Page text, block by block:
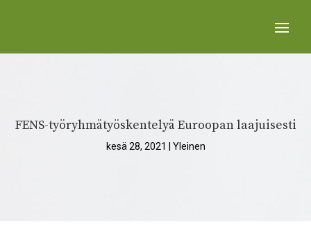
FENS-työryhmätyöskentelyä Euroopan laajuisesti
kesä 28, 2021 Yleinen